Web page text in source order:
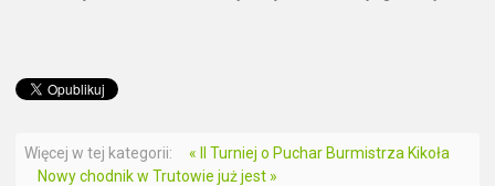
Więcej w tej kategorii:
« II Turniej o Puchar Burmistrza Kikoła
Nowy chodnik w Trutowie już jest »